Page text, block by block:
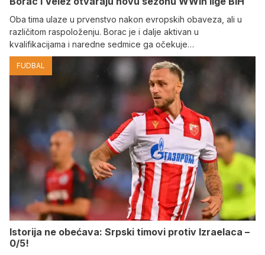
Oba tima ulaze u prvenstvo nakon evropskih obaveza, ali u
različitom raspoloženju. Borac je i dalje aktivan u
kvalifikacijama i naredne sedmice ga očekuje…
FUDBAL
Istorija ne obećava: Srpski timovi protiv Izraelaca –
0/5!